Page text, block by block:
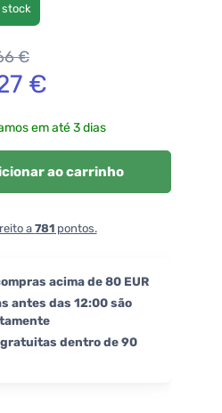
stock
€
€
em até 3 dias
ao carrinho
a 781pontos.
acima de 80 EUR
antes das 12:00 são
dentro de 90